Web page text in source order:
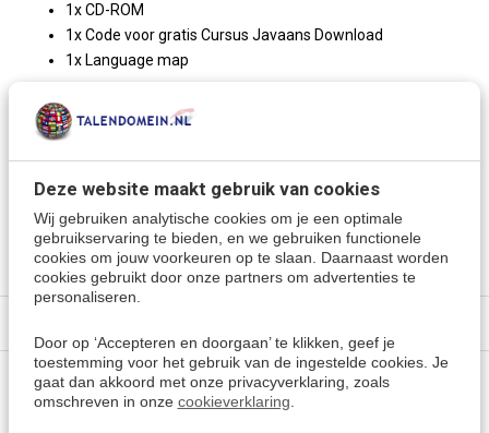
Deze website maakt gebruik van cookies
Wij gebruiken analytische cookies om je een optimale
gebruikservaring te bieden, en we gebruiken functionele
cookies om jouw voorkeuren op te slaan. Daarnaast worden
cookies gebruikt door onze partners om advertenties te
personaliseren.
Door op ‘Accepteren en doorgaan’ te klikken, geef je
toestemming voor het gebruik van de ingestelde cookies. Je
gaat dan akkoord met onze privacyverklaring, zoals
omschreven in onze cookieverklaring.
1x CD-ROM
1x Code voor gratis Cursus Javaans Download
1x Language map
Meer keuzes:
Kies een andere taal
Vragen of advies nodig?